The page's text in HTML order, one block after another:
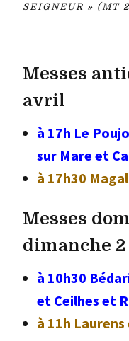
SEIGNEUR » (MT
Messes
avril
à 17h Le
sur Mare et
à 17h30
Messes
dimanche
à 10h30
et Ceilhes et
à 11h Laurens